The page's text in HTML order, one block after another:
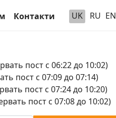
Контакти UK RU EN
пост с 06:22 до 10:02)
пост с 07:09 до 07:14)
пост с 07:24 до 10:20)
пост с 07:08 до 10:02)